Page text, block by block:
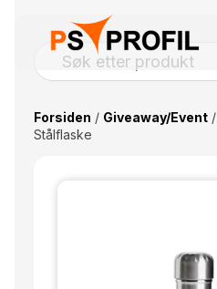
Forsiden / Giveaway/Event/
Stålflaske